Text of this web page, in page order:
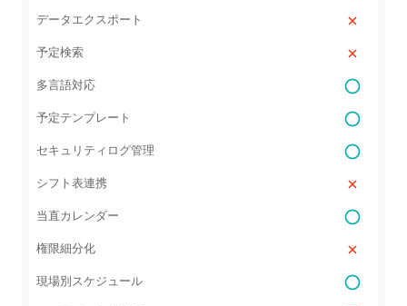
データエクスポート
予定検索
多言語対応
予定テンプレート
セキュリティログ管理
シフト表連携
当直カレンダー
権限細分化
現場別スケジュール